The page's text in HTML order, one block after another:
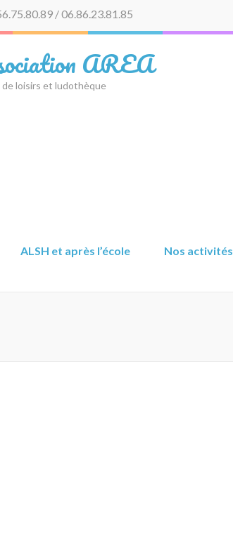
/ 06.86.23.81.85
AREA
loisirs et ludothèque
ALSH et après l’école Nos activités